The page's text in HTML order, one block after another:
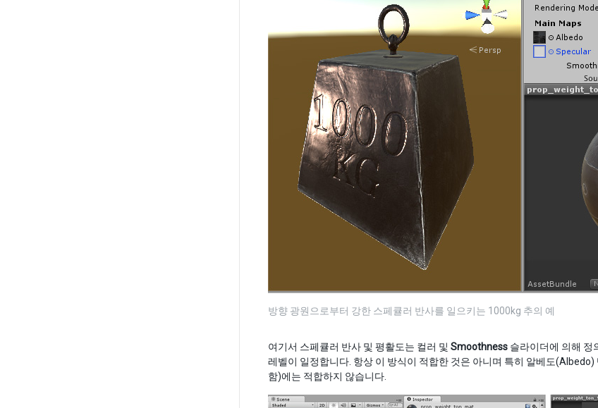
방향 광원으로부터 강한 스페큘러 반사를 일으키는 1000kg 추의 예
여기서 스페큘러 반사 및 평활도는 컬러 및 Smoothness 슬라이더에 의해 정
레벨이 일정합니다. 항상 이 방식이 적합한 것은 아니며 특히 알베도
함)에는 적합하지 않습니다.